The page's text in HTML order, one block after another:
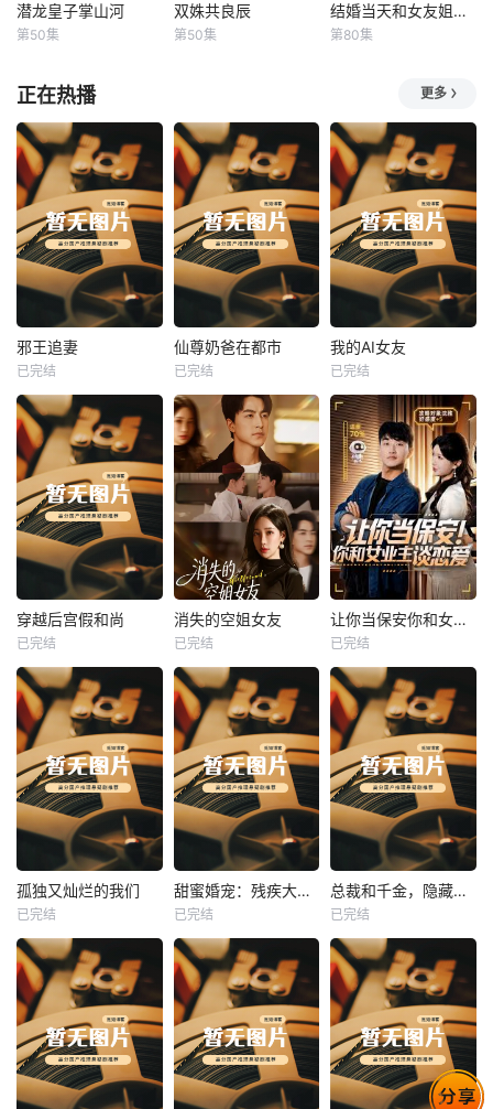
潜龙皇子掌山河
潜龙皇子掌山河
第50集
双姝共良辰
双姝共良辰
第50集
结婚当天和女友姐姐一起穿越了 结婚当天和女友姐姐一起穿越了
第80集
正在热播 更多
热播
邪王追妻
未知
邪王追妻
已完结
热播
未知
仙尊奶爸在都市
已完结
热播
我的AI女友
未知
我的AI女友
已完结
热播
未知
穿越后宫假和尚
已完结
热播
未知
消失的空姐女友
已完结
热播
未知
让你当保安你和女业主谈恋爱
已完结
热播
未知
孤独又灿烂的我们
已完结
热播
未知
甜蜜婚宠：残疾大佬夜夜撩
已完结
热播
未知
总裁和千金，隐藏身份闪婚了
已完结